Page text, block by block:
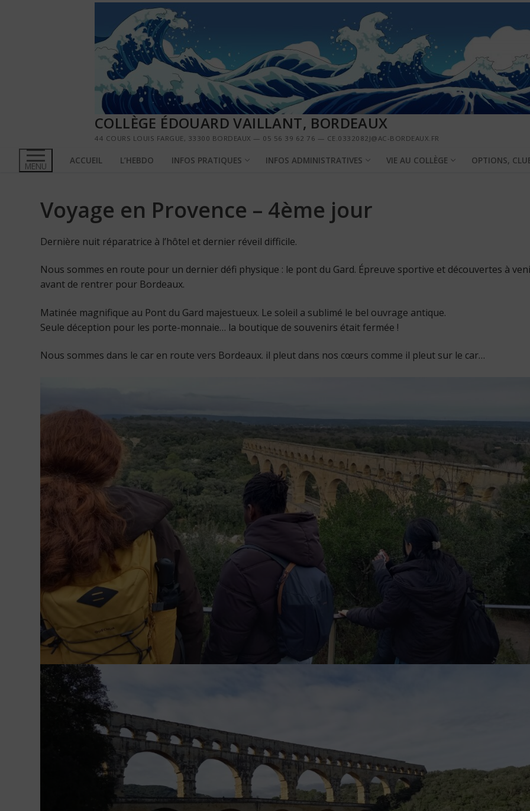
COLLÈGE ÉDOUARD VAILLANT, BORDEAUX
44 COURS LOUIS FARGUE, 33300 BORDEAUX — 05 56 39 62 76 — CE.0332082J@AC-BORDEAUX.FR
MENU ACCUEIL L’HEBDO INFOS PRATIQUES INFOS ADMINISTRATIVES VIE AU COLLÈGE OPTIONS,
Voyage en Provence – 4ème jour
Dernière nuit réparatrice à l’hôtel et dernier réveil difficile.
Nous sommes en route pour un dernier défi physique : le pont du Gard. Épreuve sportive et découvertes à
avant de rentrer pour Bordeaux.
Matinée magnifique au Pont du Gard majestueux. Le soleil a sublimé le bel ouvrage antique.
Seule déception pour les porte-monnaie… la boutique de souvenirs était fermée !
Nous sommes dans le car en route vers Bordeaux. il pleut dans nos cœurs comme il pleut sur le car…